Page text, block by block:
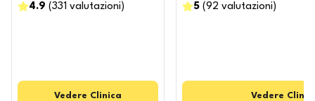
4.9 (331 valutazioni )
Vedere Clinica
5 (92 valutazioni )
Vedere